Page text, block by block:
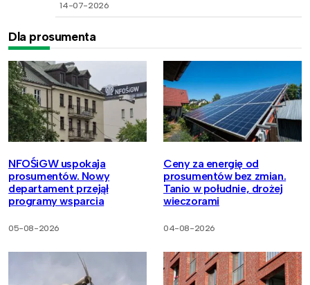
14-07-2026
Dla prosumenta
NFOŚiGW uspokaja
prosumentów. Nowy
departament przejął
programy wsparcia
05-08-2026
Ceny za energię od
prosumentów bez zmian.
Tanio w południe, drożej
wieczorami
04-08-2026